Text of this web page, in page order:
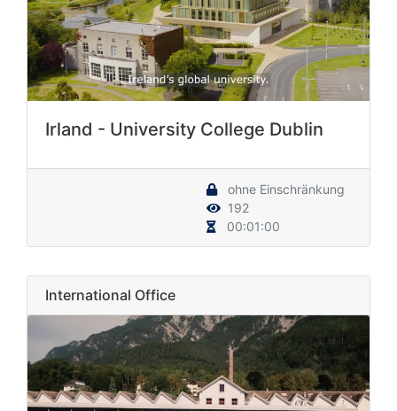
Irland - University College Dublin
ohne Einschränkung
192
00:01:00
International Office